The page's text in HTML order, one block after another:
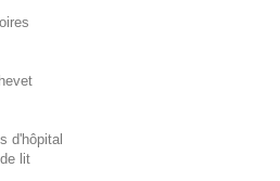
d'hôpital
lit